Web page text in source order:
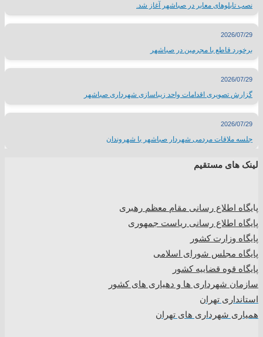
نصب تابلوهای معابر در صباشهر آغاز شد.
2026/07/29
برخورد قاطع با مجرمین در صباشهر
2026/07/29
گزارش تصویری اقدامات واحد زیباسازی شهرداری صباشهر
2026/07/29
جلسه ملاقات مردمی شهردار صباشهر با شهروندان
لینک های مستقیم
پایگاه اطلاع رسانی مقام معظم رهبری
پایگاه اطلاع رسانی ریاست جمهوری
پایگاه وزارت کشور
پایگاه مجلس شورای اسلامی
پایگاه قوه قضاییه کشور
سازمان شهرداری ها و دهیاری های کشور
استانداری تهران
همیاری شهرداری های تهران